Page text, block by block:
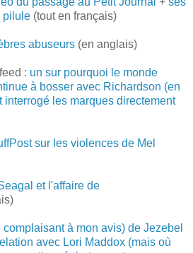
pilule (tout en français)
abuseurs (en anglais)
: un sur pourquoi le monde
à bosser avec Richardson (en
interrogé les marques directement
sur les violences de Mel
et l'affaire de
à mon avis) de Jezebel
avec Lori Maddox (mais où